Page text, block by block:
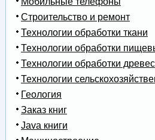
Строительство и ремонт
Технологии обработки ткани
Технологии обработки
Технологии обработки
Технологии
Геология
Заказ книг
Java книги